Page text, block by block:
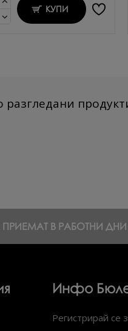
КУПИ
разгледани
В РАБОТНИ ДНИ
Инфо
Регистрирай се